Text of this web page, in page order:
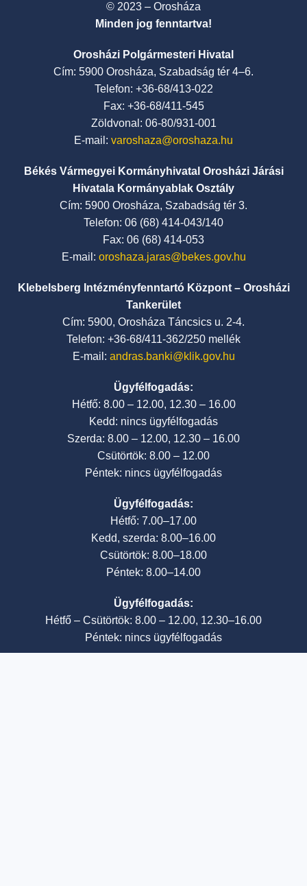
© 2023 – Orosháza
Minden jog fenntartva!
Orosházi Polgármesteri Hivatal
Cím: 5900 Orosháza, Szabadság tér 4–6.
Telefon: +36-68/413-022
Fax: +36-68/411-545
Zöldvonal: 06-80/931-001
E-mail: varoshaza@oroshaza.hu
Békés Vármegyei Kormányhivatal Orosházi Járási
Hivatala Kormányablak Osztály
Cím: 5900 Orosháza, Szabadság tér 3.
Telefon: 06 (68) 414-043/140
Fax: 06 (68) 414-053
E-mail: oroshaza.jaras@bekes.gov.hu
Klebelsberg Intézményfenntartó Központ – Orosházi
Tankerület
Cím: 5900, Orosháza Táncsics u. 2-4.
Telefon: +36-68/411-362/250 mellék
E-mail: andras.banki@klik.gov.hu
Ügyfélfogadás:
Hétfő: 8.00 – 12.00, 12.30 – 16.00
Kedd: nincs ügyfélfogadás
Szerda: 8.00 – 12.00, 12.30 – 16.00
Csütörtök: 8.00 – 12.00
Péntek: nincs ügyfélfogadás
Ügyfélfogadás:
Hétfő: 7.00–17.00
Kedd, szerda: 8.00–16.00
Csütörtök: 8.00–18.00
Péntek: 8.00–14.00
Ügyfélfogadás:
Hétfő – Csütörtök: 8.00 – 12.00, 12.30–16.00
Péntek: nincs ügyfélfogadás